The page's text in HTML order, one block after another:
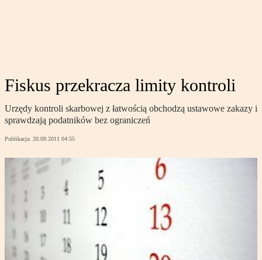
Fiskus przekracza limity kontroli
Urzędy kontroli skarbowej z łatwością obchodzą ustawowe zakazy i
sprawdzają podatników bez ograniczeń
Publikacja: 20.09.2011 04:55